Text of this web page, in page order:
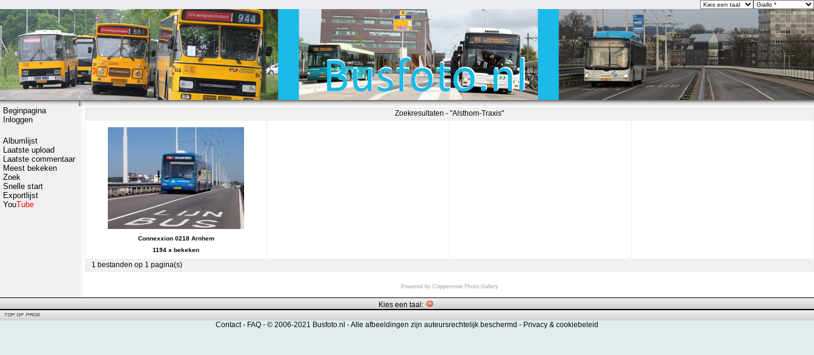
Beginpagina
Inloggen
Albumlijst
Laatste upload
Laatste commentaar
Meest bekeken
Zoek
Snelle start
Exportlijst
YouTube
Zoekresultaten - "Alsthom-Traxis"
Connexxion 0218 Arnhem
1194 x bekeken
1 bestanden op 1 pagina(s)
Powered by Coppermine Photo Gallery
Kies een taal:
Contact- FAQ - © 2006-2021 Busfoto.nl -Alle afbeeldingen zijn auteursrechtelijk beschermd - Privacy & cookiebeleid